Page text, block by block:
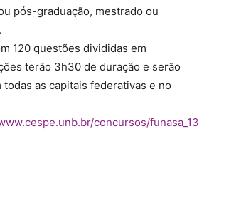
pós-graduação, mestrado ou
120 questões divididas em
terão 3h30 de duração e serão
as capitais federativas e no
concursos/funasa_13